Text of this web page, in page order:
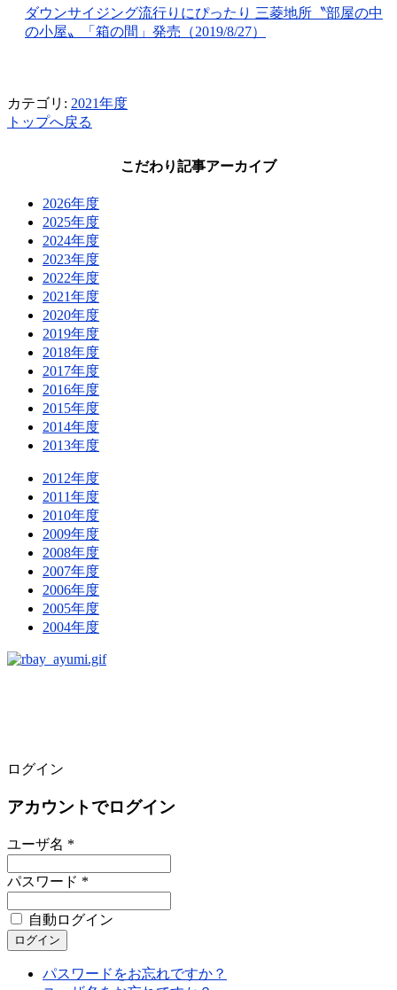
ダウンサイジング流行りにぴったり 三菱地所〝部屋の中
の小屋〟「箱の間」発売（2019/8/27）
カテゴリ: 2021年度
トップへ戻る
こだわり記事アーカイブ
2026年度
2025年度
2024年度
2023年度
2022年度
2021年度
2020年度
2019年度
2018年度
2017年度
2016年度
2015年度
2014年度
2013年度
2012年度
2011年度
2010年度
2009年度
2008年度
2007年度
2006年度
2005年度
2004年度
ログイン
アカウントでログイン
ユーザ名 *
パスワード *
自動ログイン
パスワードをお忘れですか？